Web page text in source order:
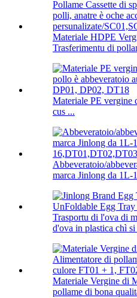
Materiale HDPE
Trasferimentu di
Materiale PE vergine
cus ...
Abbeveratoio/
marca Jinlong da 1L-
Trasportu di l'ova di
d'ova in plastica chì si
Materiale Vergine di
pollame di bona